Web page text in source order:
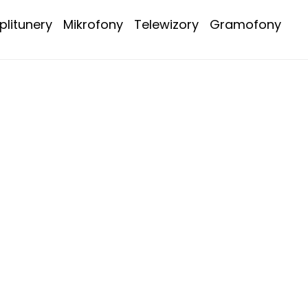
Mikrofony Telewizory Gramofony